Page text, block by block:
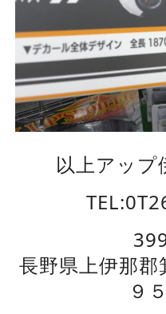
以上アップ
長野県上伊那郡
９